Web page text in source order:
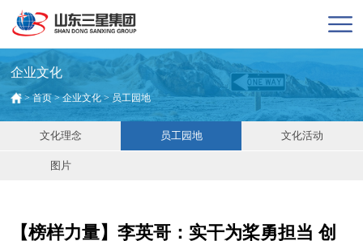
企业文化
>首页>企业文化> 员工园地
文化理念 员工园地 文化活动
图片
【榜样力量】李英哥：实干为桨勇担当 创